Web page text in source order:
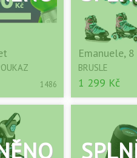
1486
Emanuele,
BRUSLE
1 299 Kč